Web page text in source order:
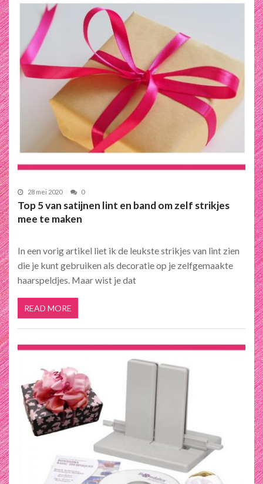
28 mei 2020 0
Top 5 van satijnen lint en band om zelf strikjes
mee te maken
In een vorig artikel liet ik de leukste strikjes van lint zien
die je kunt gebruiken als decoratie op je zelfgemaakte
haarspeldjes. Maar wist je dat
READ MORE